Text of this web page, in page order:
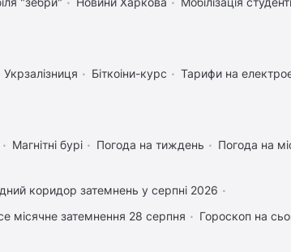
Укрзалізниця Біткоіни-курс
Тарифи на
Магнітні бурі Погода на тиждень Погода на
коридор затемнень у серпні 2026
місячне затемнення 28 серпня Гороскоп на